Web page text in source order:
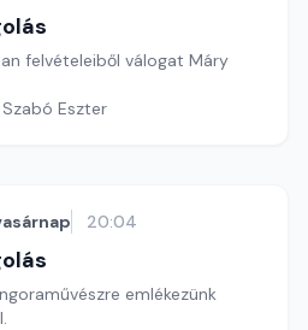
felvételeiből válogat Máry
Eszter
20:04
emlékezünk